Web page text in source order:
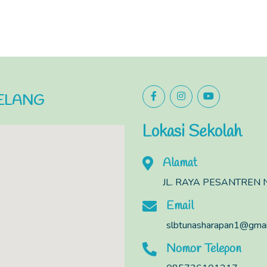
Lokasi Sekolah
Alamat
JL. RAYA PESANTREN
Email
Nomor Telepon